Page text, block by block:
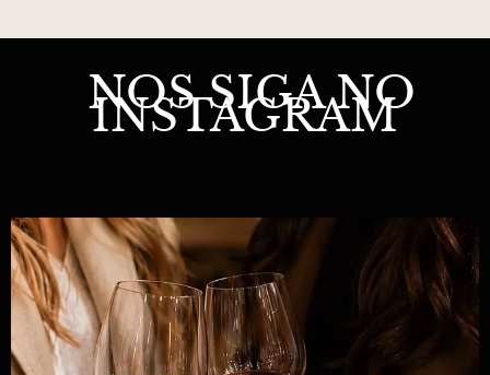
NOS SIGA NO
INSTAGRAM